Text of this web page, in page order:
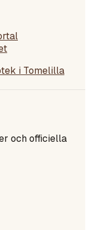
i Tomelilla
och officiella